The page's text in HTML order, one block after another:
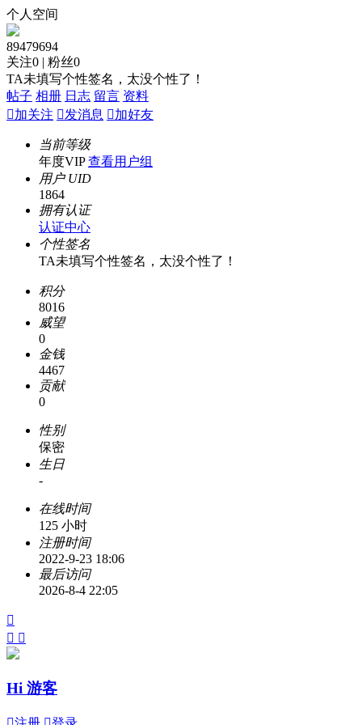
个人空间
89479694
关注0 | 粉丝0
TA未填写个性签名，太没个性了！
帖子 相册 日志 留言 资料
加关注 发消息 加好友
当前等级
年度VIP 查看用户组
用户 UID
1864
拥有认证
认证中心
个性签名
TA未填写个性签名，太没个性了！
积分
8016
威望
0
金钱
4467
贡献
0
性别
保密
生日
-
在线时间
125 小时
注册时间
2022-9-23 18:06
最后访问
2026-8-4 22:05

 
Hi 游客